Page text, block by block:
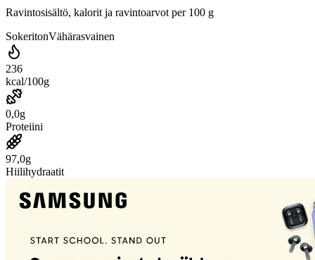
Ravintosisältö, kalorit ja ravintoarvot per 100 g
SokeritonVähärasvainen
236
kcal/100g
0,0g
Proteiini
97,0g
Hiilihydraatit